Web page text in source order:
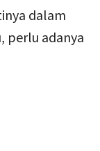
dalam
perlu adanya